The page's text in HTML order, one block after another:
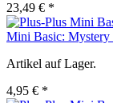
23,49 € *
Mini Basic: Mystery
Artikel auf Lager.
4,95 € *